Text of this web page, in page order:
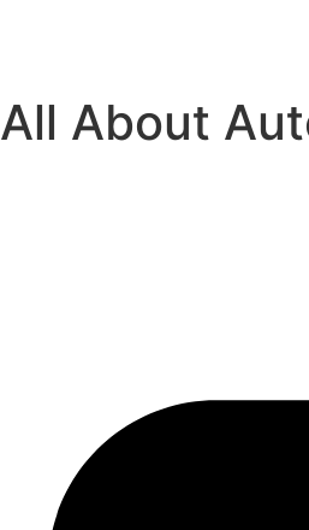
All About